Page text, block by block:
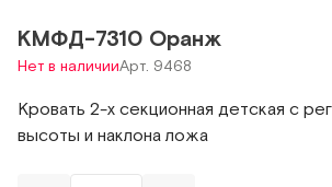
КМФД-7310 Оранж
Нет в наличииАрт. 9468
Кровать 2-х секционная детская с
высоты и наклона ложа